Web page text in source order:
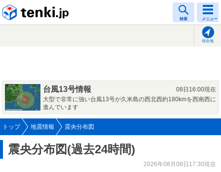
検索 メニュー
現在地
台風13号情報
08日16:00現在
大型で非常に強い台風13号が久米島の西北西約180kmを西南西に
進んでいます
トップ 地震情報 震央分布図
震央分布図(過去24時間)
2026年08月08日17:30現在